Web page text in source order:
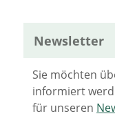
Newsletter
Sie möchten
informiert
für unseren